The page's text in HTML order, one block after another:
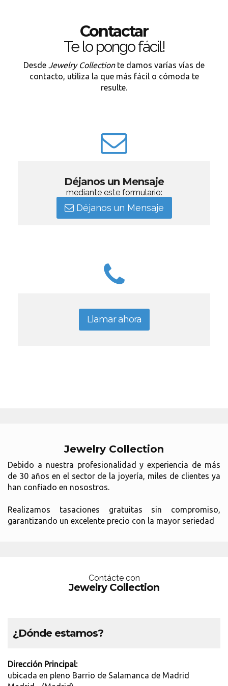
Contactar
Te lo pongo fácil!
Desde Jewelry Collectionte damos varías vías de
contacto, utiliza la que más fácil o cómoda te
resulte.
Déjanos un Mensaje
mediante este formulario:
Déjanos un Mensaje
Llamar ahora
Jewelry Collection
Debido a nuestra profesionalidad y experiencia de más
de 30 años en el sector de la joyería, miles de clientes ya
han confiado en nosostros.
Realizamos tasaciones gratuitas sin compromiso,
garantizando un excelente precio con la mayor seriedad
Contácte con
Jewelry Collection
¿Dónde estamos?
Dirección Principal:
ubicada en pleno Barrio de Salamanca de Madrid